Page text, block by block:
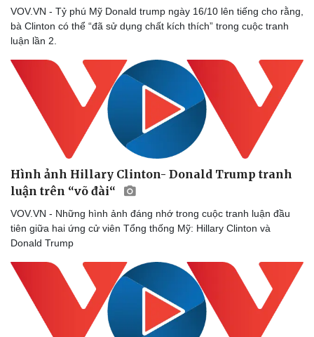
Dinh dưỡng - món ngon
Cây thuốc
Sản phụ khoa
Nhi khoa
Nam khoa
Làm đẹp - giảm cân
Phòng mạch online
Ăn sạch sống khỏe
Nhà đẹp
Tình yêu - Gia đình
VOV.VN - Tỷ phú Mỹ Donald trump ngày 16/10 lên tiếng cho rằng,
bà Clinton có thể “đã sử dụng chất kích thích” trong cuộc tranh
luận lần 2.
Hình ảnh Hillary Clinton- Donald Trump tranh
luận trên “võ đài“
VOV.VN - Những hình ảnh đáng nhớ trong cuộc tranh luận đầu
tiên giữa hai ứng cử viên Tổng thống Mỹ: Hillary Clinton và
Donald Trump